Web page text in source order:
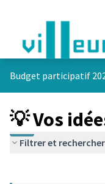
Budget participatif
💡 Vos
Filtrer et rechercher